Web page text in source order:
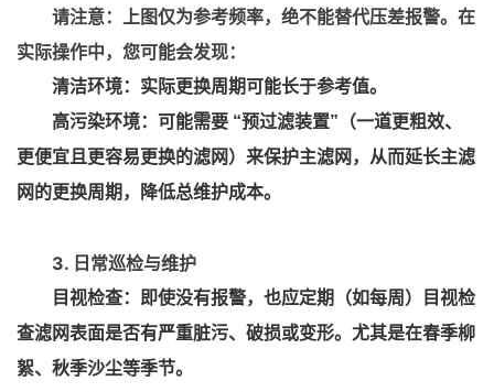
请注意：上图仅为参考频率，绝不能替代压差报警。在
实际操作中，您可能会发现：
清洁环境：实际更换周期可能长于参考值。
高污染环境：可能需要 “预过滤装置”（一道更粗效、
更便宜且更容易更换的滤网）来保护主滤网，从而延长主滤
网的更换周期，降低总维护成本。
3. 日常巡检与维护
目视检查：即使没有报警，也应定期（如每周）目视检
查滤网表面是否有严重脏污、破损或变形。尤其是在春季柳
絮、秋季沙尘等季节。